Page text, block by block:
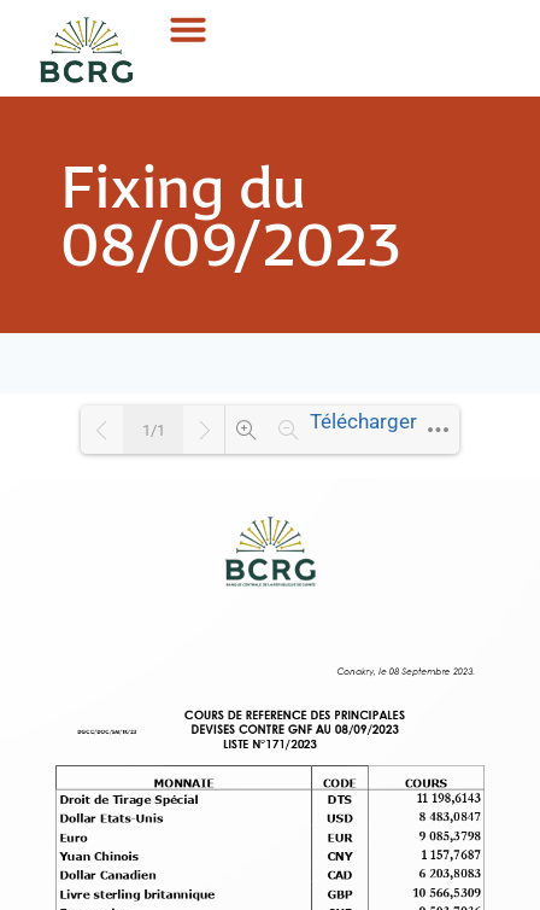
Fixing du
08/09/2023
1/1 Télécharger